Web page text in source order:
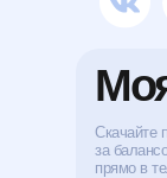
Скачайте
за
прямо в